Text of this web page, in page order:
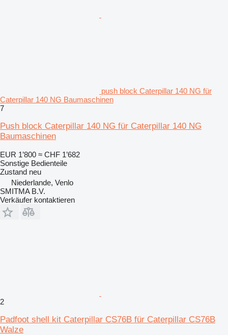
push block Caterpillar 140 NG für
Caterpillar 140 NG Baumaschinen
7
Push block Caterpillar 140 NG für Caterpillar 140 NG
Baumaschinen
EUR 1’800 ≈ CHF 1’682
Sonstige Bedienteile
Zustand neu
Niederlande, Venlo
SMITMA B.V.
Verkäufer kontaktieren
2
Padfoot shell kit Caterpillar CS76B für Caterpillar CS76B
Walze